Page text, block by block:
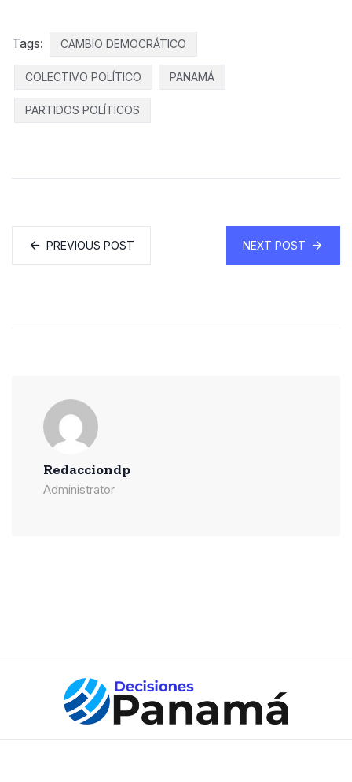
Tags: CAMBIO DEMOCRÁTICO
COLECTIVO POLÍTICO PANAMÁ
PARTIDOS POLÍTICOS
PREVIOUS POST NEXT POST
Redacciondp
Administrator